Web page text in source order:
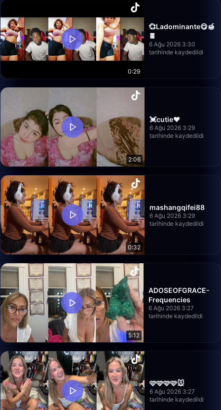
0:29
💞Ladominante😋🍯
🍫
6 Ağu 2026 3:30
tarihinde kaydedildi
2:06
💓cutie♥
6 Ağu 2026 3:29
tarihinde kaydedildi
0:32
mashangqifei88
6 Ağu 2026 3:29
tarihinde kaydedildi
5:12
ADOSEOFGRACE-
Frequencies
6 Ağu 2026 3:27
tarihinde kaydedildi
🩷🩷🩷🩷🐭
6 Ağu 2026 3:27
tarihinde kaydedildi